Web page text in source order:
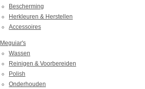
Bescherming
Herkleuren & Herstellen
Accessoires
Meguiar's
Wassen
Reinigen & Voorbereiden
Polish
Onderhouden